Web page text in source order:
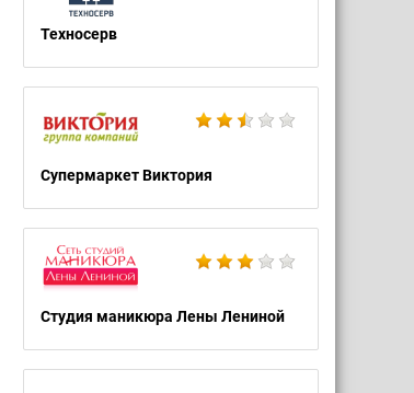
Техносерв
Супермаркет Виктория
Студия маникюра Лены Лениной